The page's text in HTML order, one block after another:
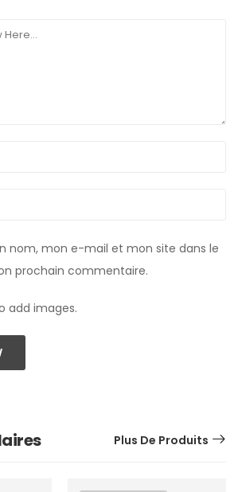
nom, mon e-mail et mon site dans le
prochain commentaire.
add images.
Plus De Produits